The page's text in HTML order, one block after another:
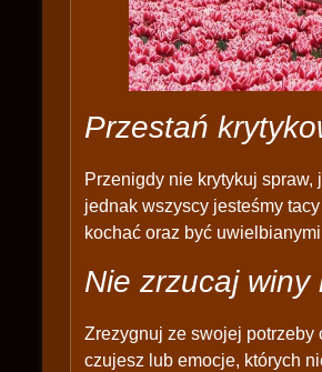
Przestań
Przenigdy nie krytykuj
jednak wszyscy jesteśmy
kochać oraz być
Nie zrzucaj winy
Zrezygnuj ze swojej potrzeby
czujesz lub emocje, których